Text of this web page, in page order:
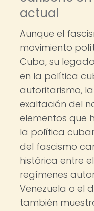
actual
Aunque el
movimiento
Cuba, su
en la política
autoritarismo,
exaltación del
elementos que
la política
del fascismo
histórica entre
regímenes
Venezuela o el
también